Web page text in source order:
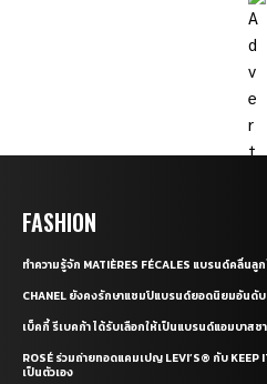
FASHION
ทำความรู้จัก MATIÈRES FÉCALES แบรนด์คลื่นลูก
CHANEL ยังคงรักษาแชมป์แบรนด์ยอดนิยมอันดับ
เบ็คกี้ รีเบคก้า ได้รับเลือกให้เป็นแบรนด์แอมบาสซ
ROSÉ ร่วมถ่ายทอดแคมเปญ LEVI’S® กับ KEEP
เป็นตัวเอง